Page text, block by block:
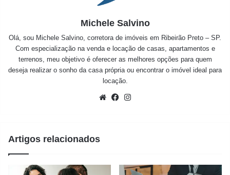
Michele Salvino
Olá, sou Michele Salvino, corretora de imóveis em Ribeirão Preto – SP.
Com especialização na venda e locação de casas, apartamentos e
terrenos, meu objetivo é oferecer as melhores opções para quem
deseja realizar o sonho da casa própria ou encontrar o imóvel ideal para
locação.
WebsiteFacebook
Artigos relacionados